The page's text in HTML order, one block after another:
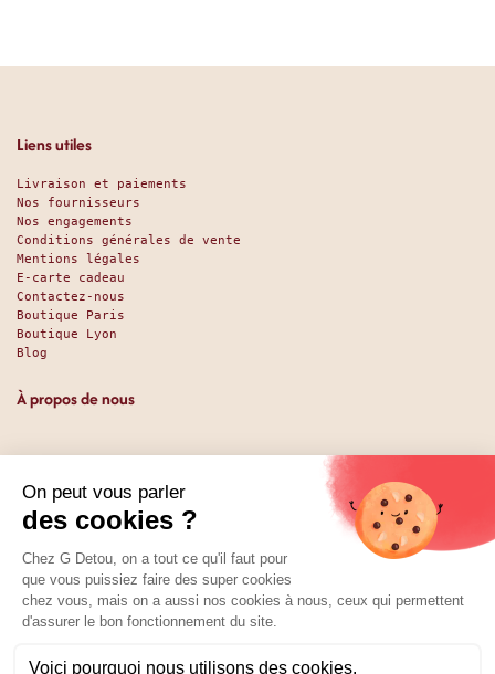
Liens utiles
Livraison et paiements
Nos fournisseurs
Nos engagements
Conditions générales de vente
Mentions légales
E-carte cadeau
Contactez-nous
Boutique Paris
Boutique Lyon
Blog
À propos de nous
Depuis 1951, nous accueillons les gourmands et les gourmets
en leur promettant des produits de qualité au meilleur
prix. Que vous soyez des pros ou des particuliers, que vous
cherchiez du sucré ou du salé, nous avons sans doute ce
qu’il vous faut. Et même des choses que vous ne soupçonniez
pas. La boutique existe depuis 1951, la vente en ligne
depuis 2025.